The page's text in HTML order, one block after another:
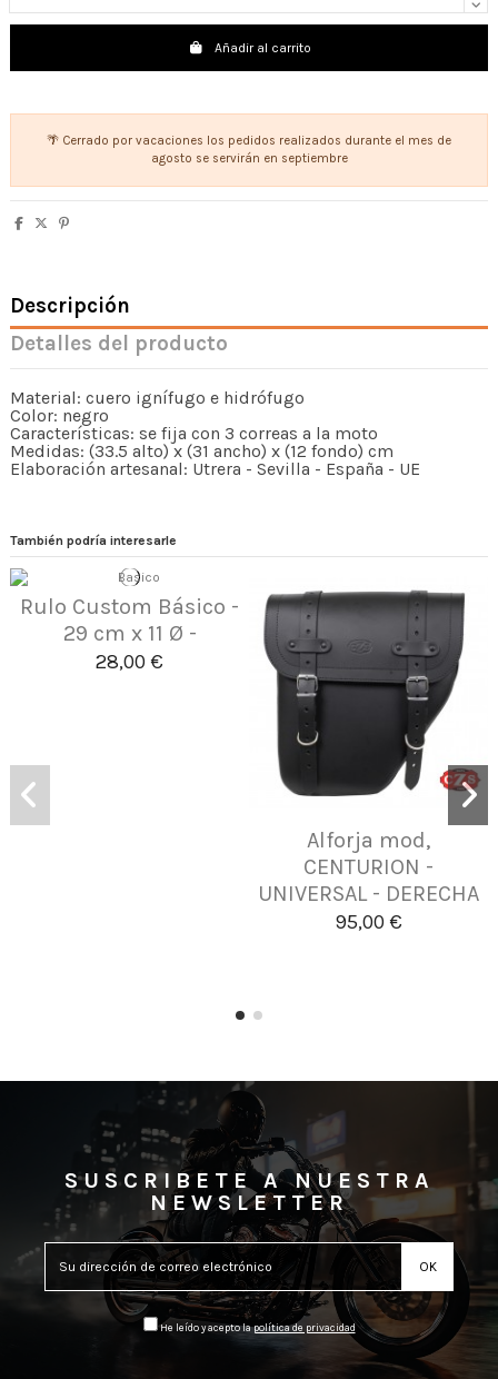
Añadir al carrito
🌴 Cerrado por vacaciones los pedidos realizados durante el mes de
agosto se servirán en septiembre
Descripción
Detalles del producto
Material: cuero ignífugo e hidrófugo
Color: negro
Características: se fija con 3 correas a la moto
Medidas: (33.5 alto) x (31 ancho) x (12 fondo) cm
Elaboración artesanal: Utrera - Sevilla - España - UE
También podría interesarle
Rulo Custom Básico -
29 cm x 11 Ø -
28,00 €
Alforja mod,
CENTURION -
UNIVERSAL - DERECHA
95,00 €
SUSCRIBETE A NUESTRA
NEWSLETTER
He leído y acepto lapolítica de privacidad